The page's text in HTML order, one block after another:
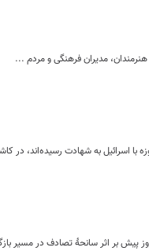
مدیران فرهنگی و مردم ...
پیش بر اثر سانحۀ تصادف در مسیر